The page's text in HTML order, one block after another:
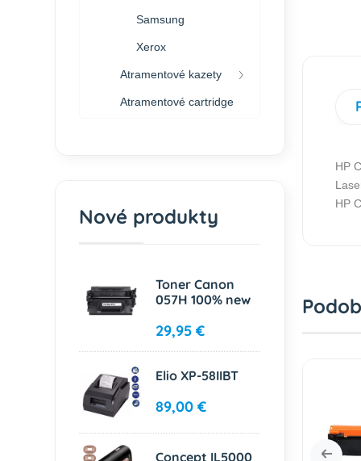
HP
HP
Samsung
Xerox
Atramentové kazety
Atramentové cartridge
Nové produkty
Toner Canon
057H 100% new
29,95 €
Elio XP-58IIBT
89,00 €
Concept IL5000